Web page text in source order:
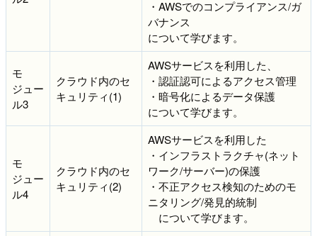
・AWSでのコンプライアンス/ガ
バナンス
について学びます。
モ
ジュー
ル3
クラウド内のセ
キュリティ(1)
AWSサービスを利用した、
・認証認可によるアクセス管理
・暗号化によるデータ保護
について学びます。
モ
ジュー
ル4
クラウド内のセ
キュリティ(2)
AWSサービスを利用した
・インフラストラクチャ(ネット
ワーク/サーバー)の保護
・不正アクセス検知のためのモ
ニタリング/発見的統制
について学びます。